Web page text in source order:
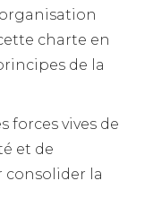
charte en
de la
forces vives de
et de
consolider la